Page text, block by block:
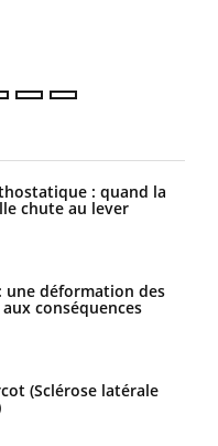
: quand la
chute au lever
une déformation des
conséquences
(Sclérose latérale